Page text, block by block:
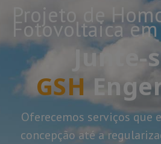
Projeto de
Fotovoltaica
Junte-
GSH
Oferecemos serviços que
concepção até a